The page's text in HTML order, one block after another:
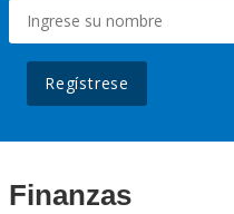
Regístrese
Finanzas